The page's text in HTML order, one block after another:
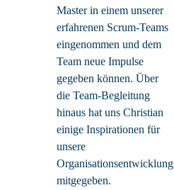
Master in einem unserer
erfahrenen Scrum-Teams
eingenommen und dem
Team neue Impulse
gegeben können. Über
die Team-Begleitung
hinaus hat uns Christian
einige Inspirationen für
unsere
Organisationsentwicklung
mitgegeben.